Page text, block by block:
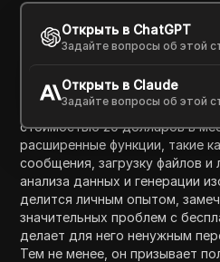
Введение в
Открыть в ChatGPT
Задайте вопросы об этой
Открыть в Claude
Задайте вопросы об этой
Видео обсуждает различия
Plus, помогая зрителям
им больше подходит. Оно
стандартный ChatGPT
для большинства
стоимостью 20 долларов в
расширенные функции, такие
сообщения, загрузку файлов
анализа данных и генерации
делится личным опытом,
значительных проблем с
делает для него ненужным
Тем не менее, он призывает